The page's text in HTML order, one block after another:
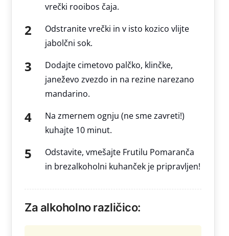
vrečki rooibos čaja.
Odstranite vrečki in v isto kozico vlijte
jabolčni sok.
Dodajte cimetovo palčko, klinčke,
janeževo zvezdo in na rezine narezano
mandarino.
Na zmernem ognju (ne sme zavreti!)
kuhajte 10 minut.
Odstavite, vmešajte Frutilu Pomaranča
in brezalkoholni kuhanček je pripravljen!
Za alkoholno različico: